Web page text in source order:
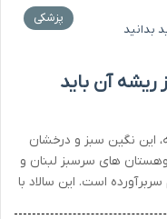
پزشکی
ریشه آن باید
این نگین سبز و درخشان
های سرسبز لبنان و
است. این سالاد با